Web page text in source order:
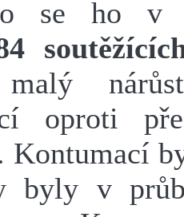
se ho v
oproti
Kontumací
byly v